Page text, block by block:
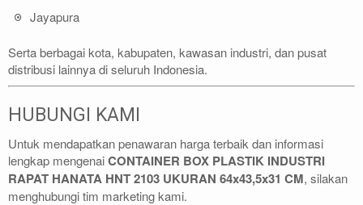
Jayapura
Serta berbagai kota, kabupaten, kawasan industri, dan pusat
distribusi lainnya di seluruh Indonesia.
HUBUNGI KAMI
Untuk mendapatkan penawaran harga terbaik dan informasi
lengkap mengenaiCONTAINER BOX PLASTIK INDUSTRI
RAPAT HANATA HNT 2103 UKURAN 64x43,5x31 CM, silakan
menghubungi tim marketing kami.